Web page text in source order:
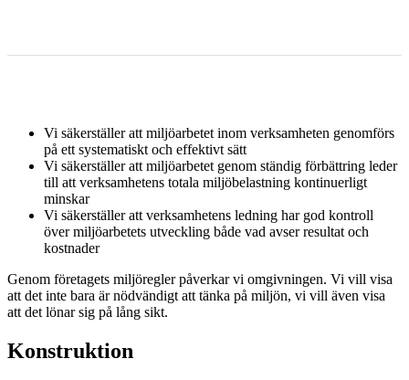
Vi säkerställer att miljöarbetet inom verksamheten genomförs
på ett systematiskt och effektivt sätt
Vi säkerställer att miljöarbetet genom ständig förbättring leder
till att verksamhetens totala miljöbelastning kontinuerligt
minskar
Vi säkerställer att verksamhetens ledning har god kontroll
över miljöarbetets utveckling både vad avser resultat och
kostnader
Genom företagets miljöregler påverkar vi omgivningen. Vi vill visa
att det inte bara är nödvändigt att tänka på miljön, vi vill även visa
att det lönar sig på lång sikt.
Konstruktion